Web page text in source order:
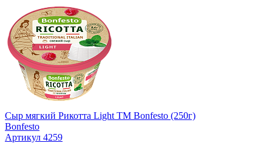
Сыр мягкий Рикотта Light TM Bonfesto (250г)
Bonfesto
Артикул 4259